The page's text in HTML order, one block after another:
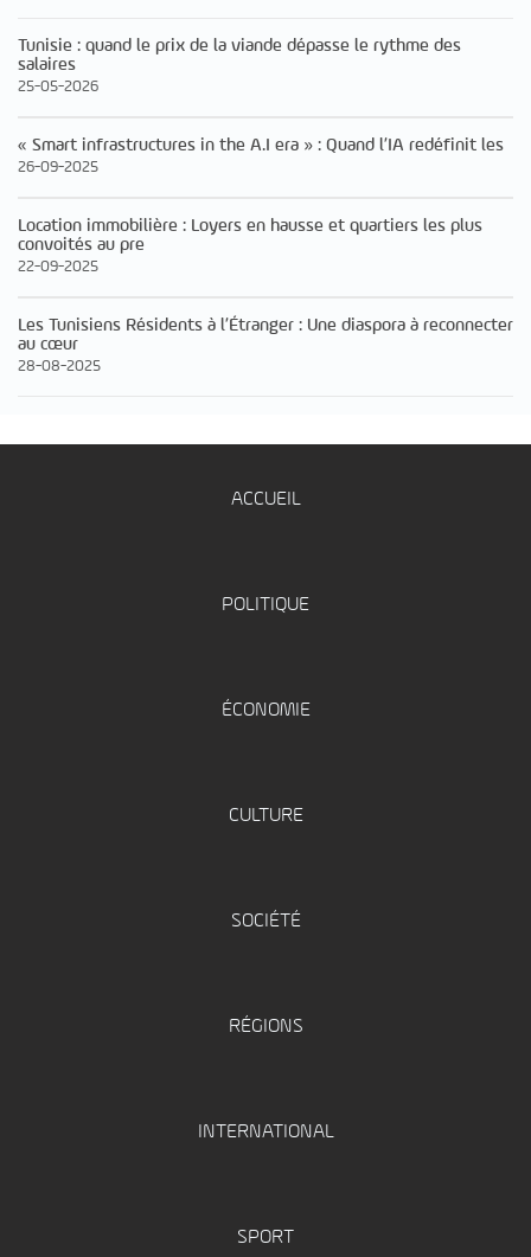
Tunisie : quand le prix de la viande dépasse le rythme des
salaires
25-05-2026
« Smart infrastructures in the A.I era » : Quand l’IA redéfinit les
26-09-2025
Location immobilière : Loyers en hausse et quartiers les plus
convoités au pre
22-09-2025
Les Tunisiens Résidents à l’Étranger : Une diaspora à reconnecter
au cœur
28-08-2025
ACCUEIL
POLITIQUE
ÉCONOMIE
CULTURE
SOCIÉTÉ
RÉGIONS
INTERNATIONAL
SPORT